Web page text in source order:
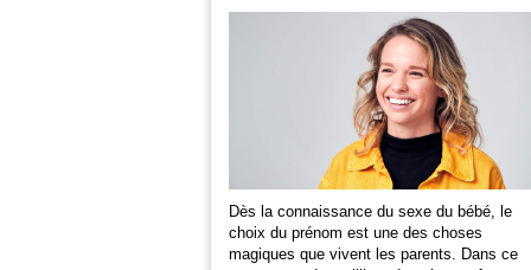
Dès la connaissance du sexe du bébé, le
choix du prénom est une des choses
magiques que vivent les parents. Dans ce